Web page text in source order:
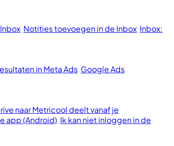
Notities toevoegen in de Inbox Inbox:
in Meta Ads Google Ads
naar Metricool deelt vanaf je
app (Android) Ik kan niet inloggen in de